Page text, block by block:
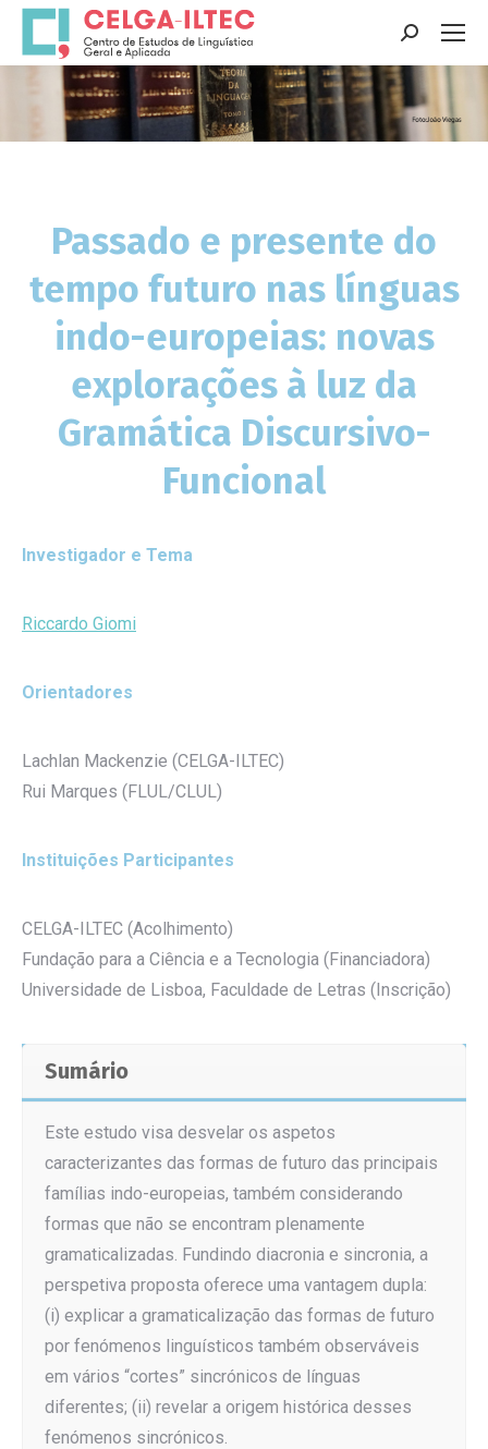
Search:
You are here:
Passado e presente do
tempo futuro nas línguas
indo-europeias: novas
explorações à luz da
Gramática Discursivo-
Funcional
Investigador e Tema
Riccardo Giomi
Orientadores
Lachlan Mackenzie (CELGA-ILTEC)
Rui Marques (FLUL/CLUL)
Instituições Participantes
CELGA-ILTEC (Acolhimento)
Fundação para a Ciência e a Tecnologia (Financiadora)
Universidade de Lisboa, Faculdade de Letras (Inscrição)
Sumário
Este estudo visa desvelar os aspetos
caracterizantes das formas de futuro das principais
famílias indo-europeias, também considerando
formas que não se encontram plenamente
gramaticalizadas. Fundindo diacronia e sincronia, a
perspetiva proposta oferece uma vantagem dupla:
(i) explicar a gramaticalização das formas de futuro
por fenómenos linguísticos também observáveis
em vários “cortes” sincrónicos de línguas
diferentes; (ii) revelar a origem histórica desses
fenómenos sincrónicos.